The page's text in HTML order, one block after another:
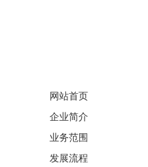
网站首页
企业简介
业务范围
发展流程